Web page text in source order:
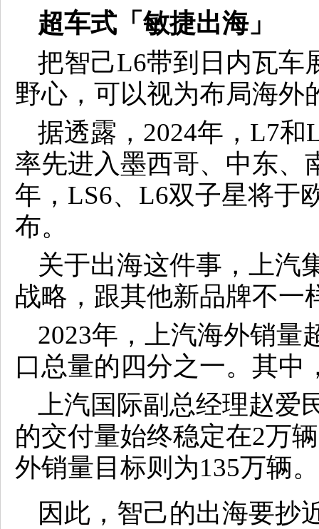
超车式「敏捷出海」
把智己L6带到日内瓦车
野心，可以视为布局海外
据透露，2024年，L7
率先进入墨西哥、中东、
年，LS6、L6双子星将于
布。
关于出海这件事，上汽
战略，跟其他新品牌不一
2023年，上汽海外销量
口总量的四分之一。其中
上汽国际副总经理赵
的交付量始终稳定在2万
外销量目标则为135万辆。
因此，智己的出海要抄